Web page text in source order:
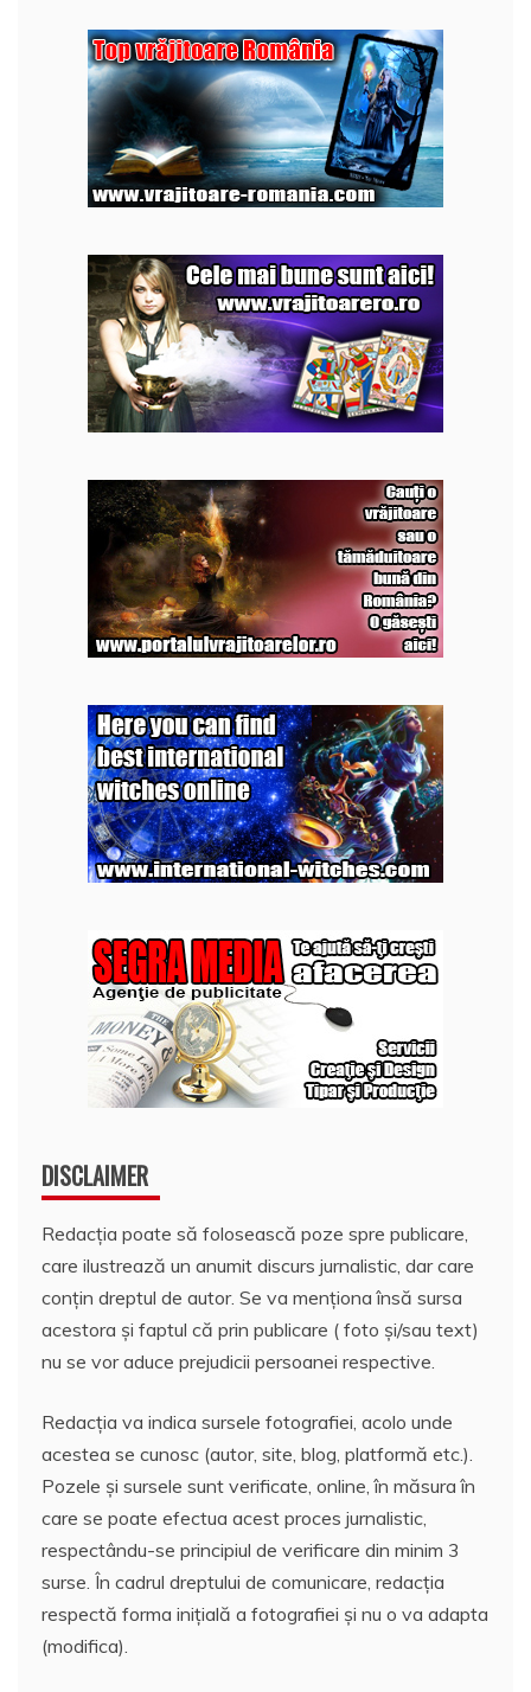
DISCLAIMER
Redacția poate să folosească poze spre publicare,
care ilustrează un anumit discurs jurnalistic, dar care
conțin dreptul de autor. Se va menționa însă sursa
acestora și faptul că prin publicare ( foto și/sau text)
nu se vor aduce prejudicii persoanei respective.
Redacția va indica sursele fotografiei, acolo unde
acestea se cunosc (autor, site, blog, platformă etc.).
Pozele și sursele sunt verificate, online, în măsura în
care se poate efectua acest proces jurnalistic,
respectându-se principiul de verificare din minim 3
surse. În cadrul dreptului de comunicare, redacția
respectă forma inițială a fotografiei și nu o va adapta
(modifica).